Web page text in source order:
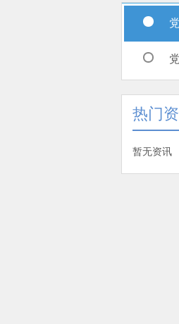
热门
暂无资讯